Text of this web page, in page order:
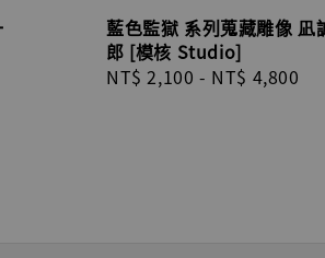
藍色監獄 系列蒐藏雕像 凪
郎 [模核 Studio]
Regular
NT$ 2,100 - NT$ 4,800